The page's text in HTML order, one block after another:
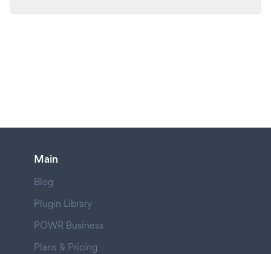
Main
Blog
Plugin Library
POWR Business
Plans & Pricing